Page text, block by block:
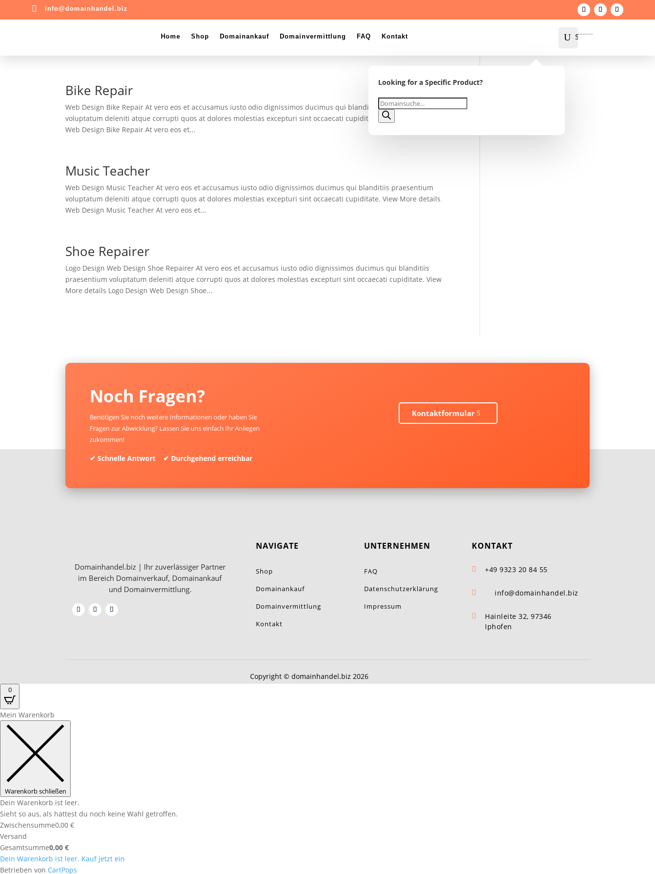
 info@domainhandel.biz
Home Shop Domainankauf Domainvermittlung FAQ Kontakt U Suche
Warenkorb 0 0,00 €
Looking for a Specific Product?
Products
search
Bike Repair
Web Design Bike Repair At vero eos et accusamus iusto odio dignissimos ducimus qui blanditiis praesentium
voluptatum deleniti atque corrupti quos at dolores molestias excepturi sint occaecati cupiditate. View More details
Web Design Bike Repair At vero eos et...
Music Teacher
Web Design Music Teacher At vero eos et accusamus iusto odio dignissimos ducimus qui blanditiis praesentium
voluptatum deleniti atque corrupti quos at dolores molestias excepturi sint occaecati cupiditate. View More details
Web Design Music Teacher At vero eos et...
Shoe Repairer
Logo Design Web Design Shoe Repairer At vero eos et accusamus iusto odio dignissimos ducimus qui blanditiis
praesentium voluptatum deleniti atque corrupti quos at dolores molestias excepturi sint occaecati cupiditate. View
More details Logo Design Web Design Shoe...
Noch Fragen?
Benötigen Sie noch weitere Informationen oder haben Sie
Fragen zur Abwicklung? Lassen Sie uns einfach Ihr Anliegen
zukommen!
✔ Schnelle Antwort ✔ Durchgehend erreichbar
Kontaktformular
Domainhandel.biz | Ihr zuverlässiger Partner
im Bereich Domainverkauf, Domainankauf
und Domainvermittlung.
NAVIGATE
Shop
Domainankauf
Domainvermittlung
Kontakt
UNTERNEHMEN
FAQ
Datenschutzerklärung
Impressum
KONTAKT
 +49 9323 20 84 55
 info@domainhandel.biz

Hainleite 32, 97346
Iphofen
Copyright © domainhandel.biz 2026
0
Mein Warenkorb
Warenkorb schließen
Dein Warenkorb ist leer.
Sieht so aus, als hättest du noch keine Wahl getroffen.
Zwischensumme0,00 €
Versand
Gesamtsumme0,00 €
Dein Warenkorb ist leer. Kauf jetzt ein
Betrieben von CartPops